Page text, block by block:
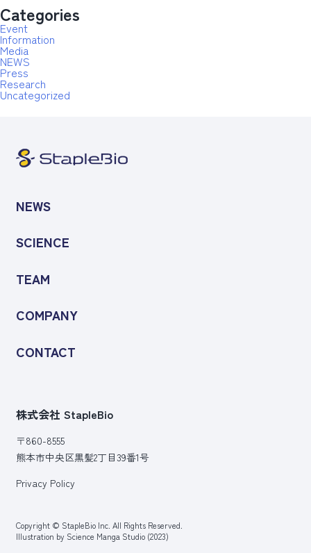
Categories
Event
Information
Media
NEWS
Press
Research
Uncategorized
NEWS
SCIENCE
TEAM
COMPANY
CONTACT
株式会社 StapleBio
〒860-8555
熊本市中央区黒髪2丁目39番1号
Privacy Policy
Copyright © StapleBio Inc. All Rights Reserved.
Illustration by Science Manga Studio (2023)